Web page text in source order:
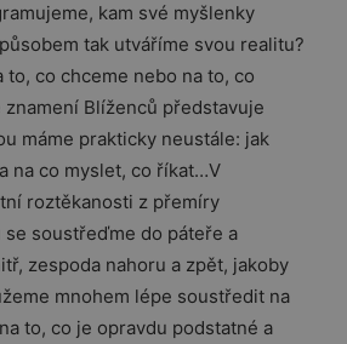
kam své myšlenky
tak utváříme svou realitu?
co chceme nebo na to, co
znamení Blíženců představuje
máme prakticky neustále: jak
na co myslet, co říkat…V
roztěkanosti z přemíry
soustřeďme do páteře a
zespoda nahoru a zpět, jakoby
mnohem lépe soustředit na
to, co je opravdu podstatné a